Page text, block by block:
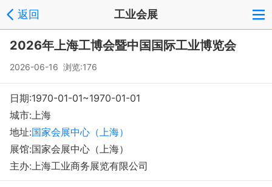
返回 工业会展
2026年上海工博会暨中国国际工业博览会
2026-06-16 浏览:176
日期:1970-01-01~1970-01-01
城市:上海
地址:国家会展中心（上海）
展馆:国家会展中心（上海）
主办:上海工业商务展览有限公司